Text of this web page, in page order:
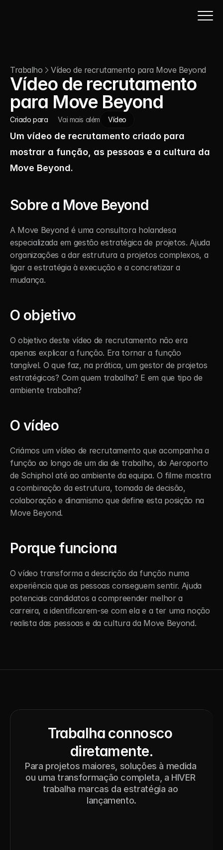
Trabalho Vídeo de recrutamento para Move Beyond
Vídeo de recrutamento
para Move Beyond
Criado para Vai mais além Vídeo
Um vídeo de recrutamento criado para
mostrar a função, as pessoas e a cultura da
Move Beyond.
Sobre a Move Beyond
A Move Beyond é uma consultora holandesa
especializada em gestão estratégica de projetos. Ajuda
organizações a dar estrutura a projetos complexos, a
ligar a estratégia à execução e a concretizar a
mudança.
O objetivo
O objetivo deste vídeo de recrutamento não era
apenas explicar a função. Era tornar a função
tangível. O que faz, na prática, um gestor de projetos
estratégicos? Com quem trabalha? E em que tipo de
ambiente trabalha?
O vídeo
Criámos um vídeo de recrutamento que acompanha a
função ao longo de um dia de trabalho, do Aeroporto
de Schiphol até ao ambiente da equipa. O filme mostra
a combinação da estrutura, tomada de decisão,
colaboração e dinamismo que define esta posição na
Move Beyond.
Porque funciona
O vídeo transforma a descrição da função numa
experiência que as pessoas conseguem sentir. Ajuda
potenciais candidatos a compreender melhor a
carreira, a identificarem-se com ela e a ter uma noção
realista das pessoas e da cultura da Move Beyond.
Trabalha connosco
diretamente.
Para projetos maiores, soluções à medida
ou uma transformação completa, a HIVER
trabalha marcas da estratégia ao
lançamento.